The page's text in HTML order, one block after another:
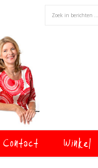
Contact Winkel